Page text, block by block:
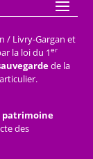
/ Livry-Gargan et
la loi du 1er
de la
patrimoine
des